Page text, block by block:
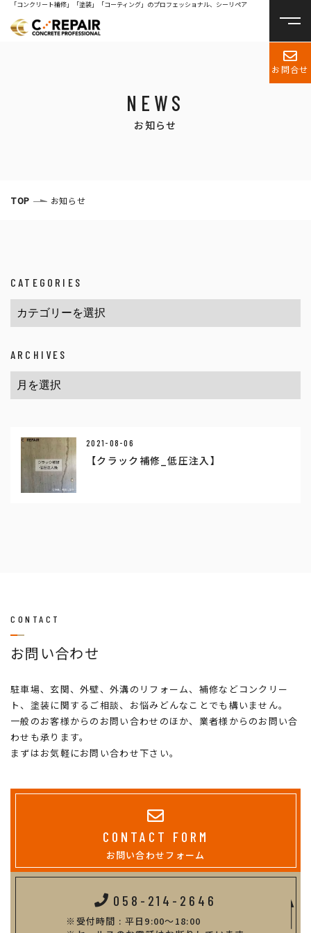
「コンクリート補修」「塗装」「コーティング」のプロフェッショナル、シーリペア
お問合せ
NEWS
お知らせ
TOP お知らせ
CATEGORIES
ARCHIVES
2021-08-06
【クラック補修_低圧注入】
CONTACT
お問い合わせ
駐車場、玄関、外壁、外溝のリフォーム、補修などコンクリー
ト、塗装に関するご相談、お悩みどんなことでも構いません。
一般のお客様からのお問い合わせのほか、業者様からのお問い合
わせも承ります。
まずはお気軽にお問い合わせ下さい。
CONTACT FORM
お問い合わせフォーム
058-214-2646
受付時間 : 平日9:00～18:00